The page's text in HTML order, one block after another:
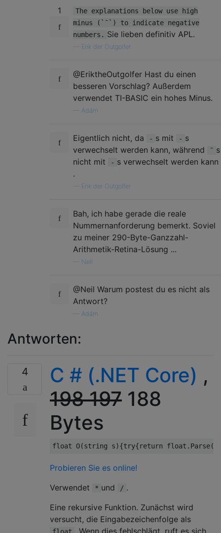
1
The explanations below use high
minus (`¯`) to indicate negative
numbers. Sie lieben definitiv APL.
Erik der Outgolfer
@EriktheOutgolfer Hast du einen
besseren Vorschlag? Außerdem
verwendet TI-BASIC ein hohes Minus.
Adám
Eigentlich nicht, da - s mit - s
verwechselt werden kann, während
¯ s
nicht mit
- s verwechselt werden kann
.
Erik der Outgolfer
Bah, ich habe gerade die reale
Nummernanforderung bemerkt. Soviel
zu meiner 290-Byte-Ganzzahl-
Arithmetik-Retina-Lösung ...
Neil
@Neil Warum postest du es nicht als
Antwort?
Adám
Antworten:
4 C # (.NET Core) ,
198 197 188
Bytes
float O(string s){try{return float . Parse(
Probieren Sie es online!
Verwendet
* und / .
Eine rekursive Funktion. Zunächst wird
versucht, die Eingabezeichenfolge als
. Wenn dies fehlschlägt, ruft es sich